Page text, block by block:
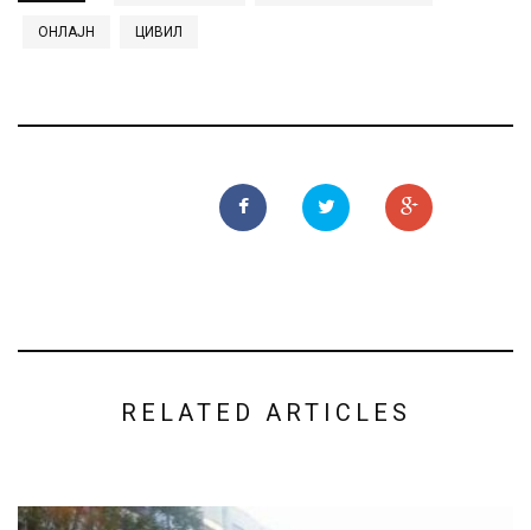
ОНЛАЈН ЦИВИЛ
RELATED ARTICLES